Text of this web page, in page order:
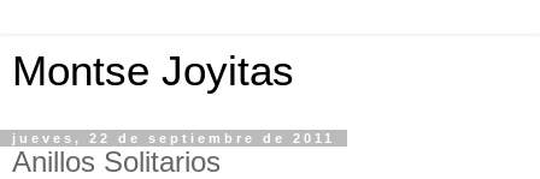
Montse Joyitas
jueves, 22 de septiembre de 2011
Anillos Solitarios